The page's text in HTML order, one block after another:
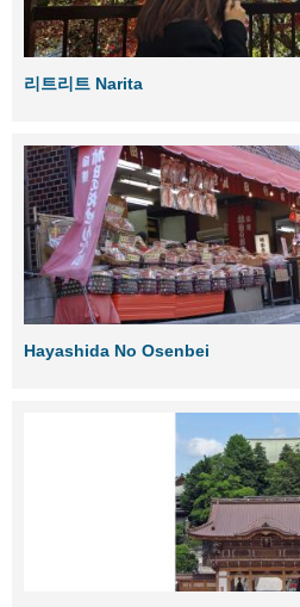
리트리트 Narita
Hayashida No Osenbei